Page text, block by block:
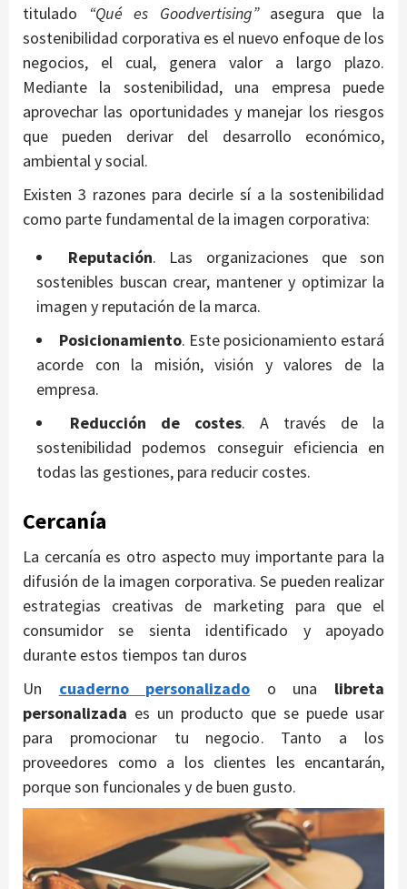
titulado
“Qué es Goodvertising” asegura que la
sostenibilidad corporativa es el nuevo enfoque de los
negocios, el cual, genera valor a largo plazo.
Mediante la sostenibilidad, una empresa puede
aprovechar las oportunidades y manejar los riesgos
que pueden derivar del desarrollo económico,
ambiental y social.
Existen 3 razones para decirle sí a la sostenibilidad
como parte fundamental de la imagen corporativa:
Reputación. Las organizaciones que son
sostenibles buscan crear, mantener y optimizar la
imagen y reputación de la marca.
Posicionamiento. Este posicionamiento estará
acorde con la misión, visión y valores de la
empresa.
Reducción de costes. A través de la
sostenibilidad podemos conseguir eficiencia en
todas las gestiones, para reducir costes.
Cercanía
La cercanía es otro aspecto muy importante para la
difusión de la imagen corporativa. Se pueden realizar
estrategias creativas de marketing para que el
consumidor se sienta identificado y apoyado
durante estos tiempos tan duros
Un cuaderno personalizado o una libreta
personalizada es un producto que se puede usar
para promocionar tu negocio. Tanto a los
proveedores como a los clientes les encantarán,
porque son funcionales y de buen gusto.